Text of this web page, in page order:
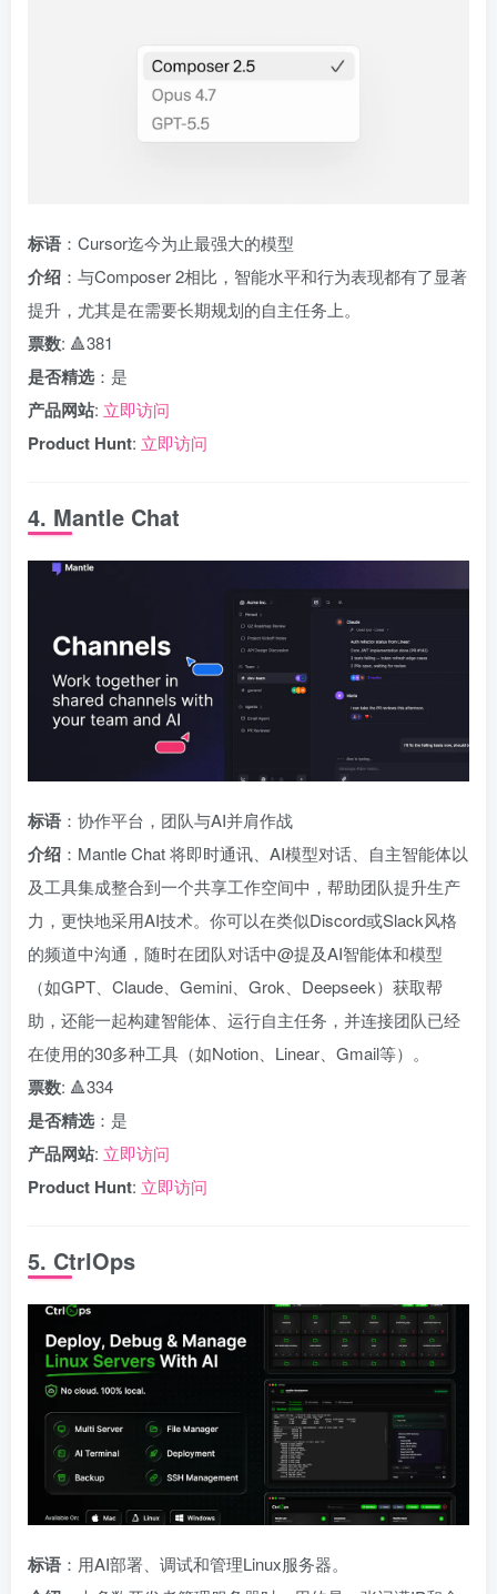
标语 ：Cursor迄今为止最强大的模型
介绍 ：与Composer 2相比，智能水平和行为表现都有了显著
提升，尤其是在需要长期规划的自主任务上。
票数: 🔺381
是否精选 ：是
产品网站: 立即访问
Product Hunt: 立即访问
4. Mantle Chat
标语 ：协作平台，团队与AI并肩作战
介绍 ：Mantle Chat 将即时通讯、AI模型对话、自主智能体以
及工具集成整合到一个共享工作空间中，帮助团队提升生产
力，更快地采用AI技术。你可以在类似Discord或Slack风格
的频道中沟通，随时在团队对话中@提及AI智能体和模型
（如GPT、Claude、Gemini、Grok、Deepseek）获取帮
助，还能一起构建智能体、运行自主任务，并连接团队已经
在使用的30多种工具（如Notion、Linear、Gmail等）。
票数: 🔺334
是否精选 ：是
产品网站: 立即访问
Product Hunt: 立即访问
5. CtrlOps
标语 ：用AI部署、调试和管理Linux服务器。